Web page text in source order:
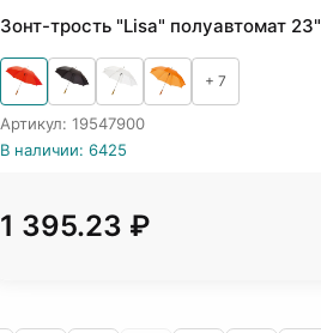
Зонт-трость "Lisa" полуавтомат 23"
+ 7
Артикул: 19547900
В наличии: 6425
1 395.23 ₽